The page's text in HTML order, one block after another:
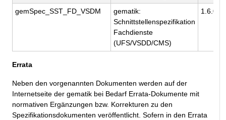
gemSpec_SST_FD_VSDM
gematik:
Schnittstellenspezifikation
Fachdienste
(UFS/VSDD/CMS)
1.6.0
Errata
Neben den vorgenannten Dokumenten werden auf der
Internetseite der gematik bei Bedarf Errata-Dokumente mit
normativen Ergänzungen bzw. Korrekturen zu den
Spezifikationsdokumenten veröffentlicht. Sofern in den Errata